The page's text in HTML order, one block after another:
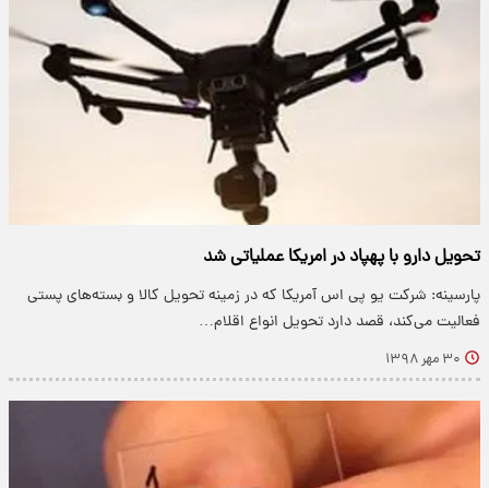
تحویل دارو با پهپاد در امریکا عملیاتی شد
پارسینه: شرکت یو پی اس آمریکا که در زمینه تحویل کالا و بسته‌های پستی
فعالیت می‌کند، قصد دارد تحویل انواع اقلام…
۳۰ مهر ۱۳۹۸